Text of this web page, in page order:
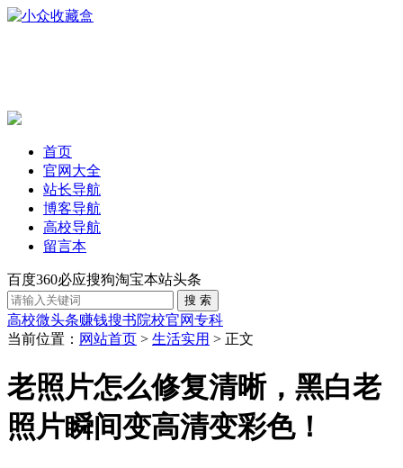
首页
官网大全
站长导航
博客导航
高校导航
留言本
百度360必应搜狗淘宝本站头条
高校微头条赚钱搜书院校官网专科
当前位置： 网站首页 > 生活实用 > 正文
老照片怎么修复清晰，黑白老
照片瞬间变高清变彩色！